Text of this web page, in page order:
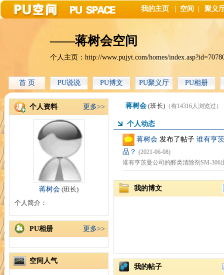
我的主页 空间 聚义
——蒋树会空间
个人主页： http://www.pujyt.com/homes/
首 页 PU说说 PU博文 PU聚义厅 PU相册
个人资料 更多>>
蒋树会 (班长)
个人简介：
PU相册 更多>>
空间人气
蒋树会 (班长) （有14316人浏览过）
个人动态
蒋树会 发布了帖子 谁有亨
品？ (2021-06-08)
谁有亨茨曼公司的醛类清除剂SM-306
我的博文
我的帖子